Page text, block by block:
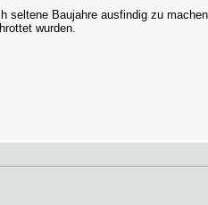
seltene Baujahre ausfindig zu
wurden.